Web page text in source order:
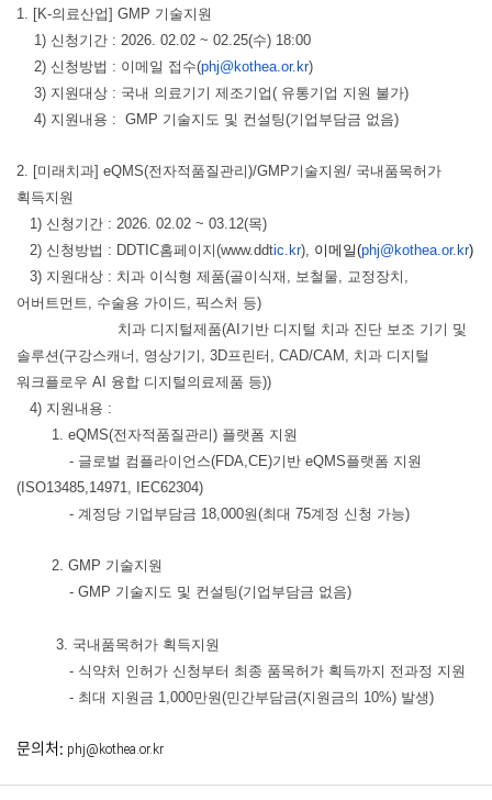
1. [K-의료산업] GMP 기술지원
1) 신청기간 : 2026. 02.02 ~ 02.25(수) 18:00
2) 신청방법 : 이메일 접수(phj@kothea.or.kr)
3) 지원대상 : 국내 의료기기 제조기업( 유통기업 지원 불가)
4) 지원내용 : GMP 기술지도 및 컨설팅(기업부담금 없음)
2. [미래치과] eQMS(전자적품질관리)/GMP기술지원/ 국내품목허가
획득지원
1) 신청기간 : 2026. 02.02 ~ 03.12(목)
2) 신청방법 : DDTIC홈페이지(www.ddtic.kr), 이메일(phj@kothea.or.kr)
3) 지원대상 : 치과 이식형 제품(골이식재, 보철물, 교정장치,
어버트먼트, 수술용 가이드, 픽스처 등)
치과 디지털제품(AI기반 디지털 치과 진단 보조 기기 및
솔루션(구강스캐너, 영상기기, 3D프린터, CAD/CAM, 치과 디지털
워크플로우 AI 융합 디지털의료제품 등))
4) 지원내용 :
1. eQMS(전자적품질관리) 플랫폼 지원
- 글로벌 컴플라이언스(FDA,CE)기반 eQMS플랫폼 지원
(ISO13485,14971, IEC62304)
- 계정당 기업부담금 18,000원(최대 75계정 신청 가능)
2. GMP 기술지원
- GMP 기술지도 및 컨설팅(기업부담금 없음)
3. 국내품목허가 획득지원
- 식약처 인허가 신청부터 최종 품목허가 획득까지 전과정 지원
- 최대 지원금 1,000만원(민간부담금(지원금의 10%) 발생)
문의처: phj@kothea.or.kr